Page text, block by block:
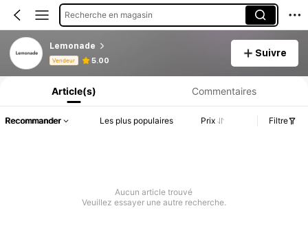
Recherche en magasin
Lemonade
Vendeur 5.00
Suivre
Informations produit : Divulgation des prix, détails sur les ventes et le stock.
Article(s) Commentaires
Recommander Les plus populaires Prix Filtre
Aucun article trouvé
Veuillez essayer une autre recherche.